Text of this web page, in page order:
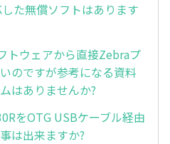
た無償ソフトはあります
トウェアから直接Zebraプ
のですが参考になる資料
はありませんか?
をOTG USBケーブル経由
は出来ますか?